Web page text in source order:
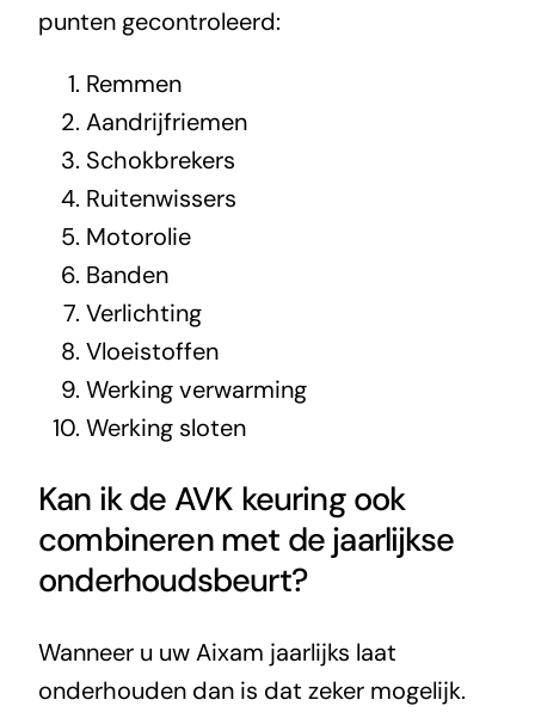
punten gecontroleerd:
Remmen
Aandrijfriemen
Schokbrekers
Ruitenwissers
Motorolie
Banden
Verlichting
Vloeistoffen
Werking verwarming
Werking sloten
Kan ik de AVK keuring ook
combineren met de jaarlijkse
onderhoudsbeurt?
Wanneer u uw Aixam jaarlijks laat
onderhouden dan is dat zeker mogelijk.